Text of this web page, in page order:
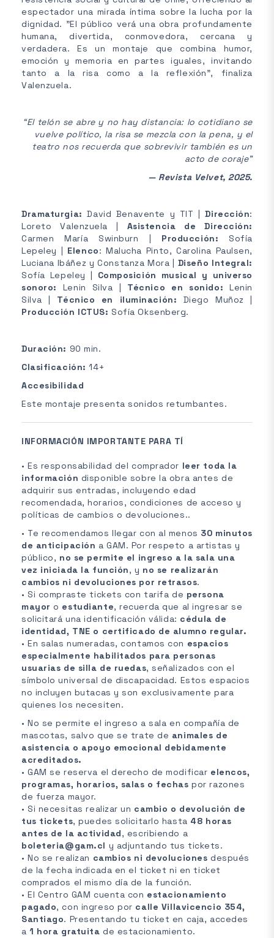
espectador una mirada íntima sobre la lucha por la
dignidad. "El público verá una obra profundamente
humana, divertida, conmovedora, cercana y
verdadera. Es un montaje que combina humor,
emoción y memoria en partes iguales, invitando
tanto a la risa como a la reflexión", finaliza
Valenzuela.
“El telón se abre y no hay distancia: lo cotidiano se
vuelve político, la risa se mezcla con la pena, y el
teatro nos recuerda que sobrevivir también es un
acto de coraje”
— Revista Velvet, 2025.
Dramaturgia: David Benavente y TIT | Dirección:
Loreto Valenzuela | Asistencia de Dirección:
Carmen María Swinburn | Producción: Sofía
Lepeley | Elenco: Malucha Pinto, Carolina Paulsen,
Luciana Ibáñez y Constanza Mora | Diseño Integral:
Sofía Lepeley | Composición musical y universo
sonoro:
Lenin Silva | Técnico en sonido: Lenin
Silva | Técnico en iluminación: Diego Muñoz |
Producción ICTUS: Sofía Oksenberg.
Duración: 90 min.
Clasificación: 14+
Accesibilidad
Este montaje presenta sonidos retumbantes.
INFORMACIÓN IMPORTANTE PARA TÍ
• Es responsabilidad del comprador leer toda la
información disponible sobre la obra antes de
adquirir sus entradas, incluyendo edad
recomendada, horarios, condiciones de acceso y
políticas de cambios o devoluciones..
• Te recomendamos llegar con al menos 30 minutos
de anticipación a GAM. Por respeto a artistas y
público, no se permite el ingreso a la sala una
vez iniciada la función, y no se realizarán
cambios ni devoluciones por retrasos.
• Si compraste tickets con tarifa de persona
mayoro estudiante, recuerda que al ingresar se
solicitará una identificación válida: cédula de
identidad, TNE o certificado de alumno regular.
• En salas numeradas, contamos con espacios
especialmente habilitados para personas
usuarias de silla de ruedas, señalizados con el
símbolo universal de discapacidad. Estos espacios
no incluyen butacas y son exclusivamente para
quienes los necesiten.
• No se permite el ingreso a sala en compañía de
mascotas, salvo que se trate de animales de
asistencia o apoyo emocional debidamente
acreditados.
• GAM se reserva el derecho de modificar elencos,
programas, horarios, salas o fechas por razones
de fuerza mayor.
• Si necesitas realizar un cambio o devolución de
tus tickets, puedes solicitarlo hasta 48 horas
antes de la actividad, escribiendo a
boleteria@gam.cl y adjuntando tus tickets.
• No se realizan cambios ni devoluciones después
de la fecha indicada en el ticket ni en ticket
comprados el mismo día de la función.
• El Centro GAM cuenta con estacionamiento
pagado, con ingreso por calle Villavicencio 354,
Santiago. Presentando tu ticket en caja, accedes
a1 hora gratuita de estacionamiento.